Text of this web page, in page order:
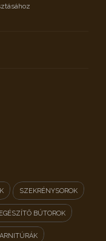
SZEKRÉNYSOROK
BÚTOROK